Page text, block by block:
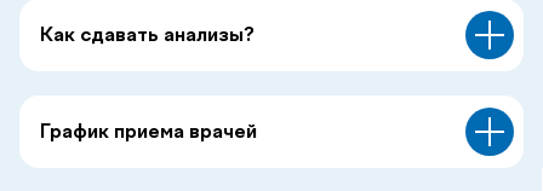
Как сдавать анализы?
График приема врачей